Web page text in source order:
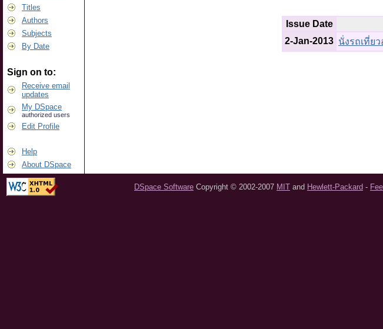
Titles
Authors
Subjects
By Date
Sign on to:
Receive email
updates
My DSpace
authorized users
Edit Profile
Help
About DSpace
Issue Date
2-Jan-2013 นั่งรถเที่ย
DSpace Software Copyright © 2002-2007 MIT and Hewlett-Packard -